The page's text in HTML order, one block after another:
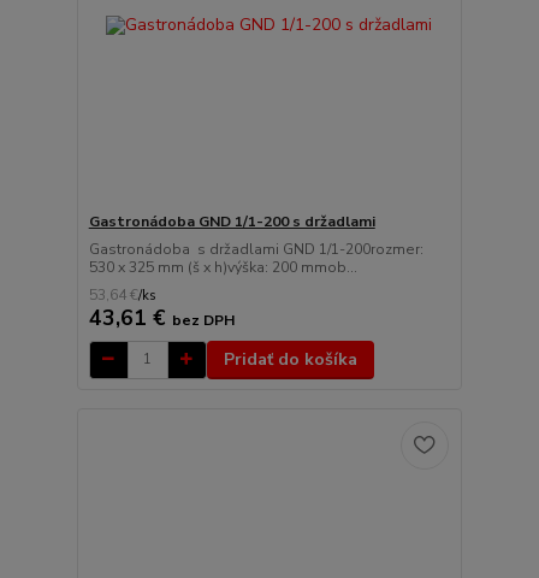
Gastronádoba GND 1/1-200 s držadlami
Gastronádoba s držadlami GND 1/1-200rozmer:
530 x 325 mm (š x h)výška: 200 mmob...
53,64 €/ks
43,61 € bez DPH
Pridať do košíka